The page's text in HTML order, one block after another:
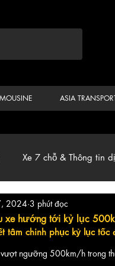
ASIA
Xe 7 chỗ & Thông tin
Car & Van, Travel Vietnam,
xe hướng tới kỷ lục
2024 3 phút đọc
tâm chinh phục kỷ lục
vượt ngưỡng 500km/h trong